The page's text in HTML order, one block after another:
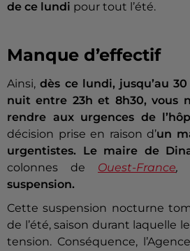
de ce lundi pour tout l’été.
Manque d’effectif
Ainsi, dès ce lundi, jusqu’au
nuit entre 23h et 8h30, vous
rendre aux urgences de
décision prise en raison d’un
urgentistes. Le maire de
colonnes de
Ouest-France,
suspension.
Cette suspension nocturne
de l’été, saison durant laquelle
tension. Conséquence,